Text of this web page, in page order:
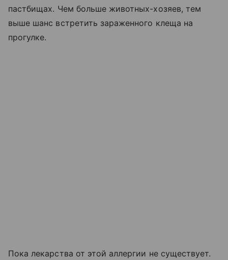
пастбищах. Чем больше животных-хозяев, тем
выше шанс встретить зараженного клеща на
прогулке.
Пока лекарства от этой аллергии не существует.